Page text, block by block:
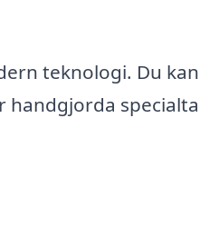
teknologi. Du
handgjorda